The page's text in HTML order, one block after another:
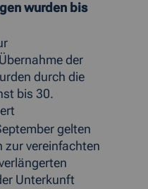
wurden bis
der
durch die
bis 30.
gelten
zur vereinfachten
Unterkunft